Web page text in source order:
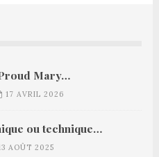
Mary…
17 AVRIL 2026
ou technique…
AOÛT 2025